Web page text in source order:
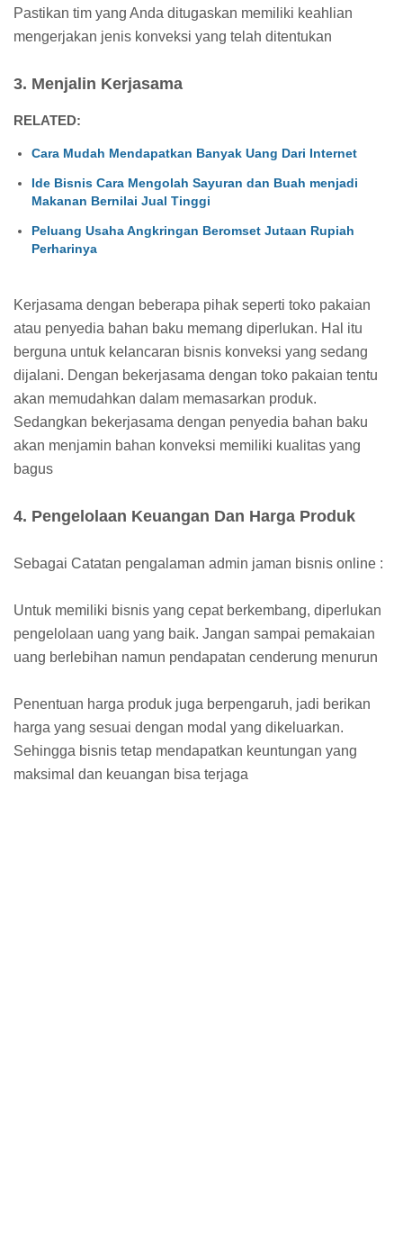
Pastikan tim yang Anda ditugaskan memiliki keahlian
mengerjakan jenis konveksi yang telah ditentukan
3. Menjalin Kerjasama
RELATED:
Cara Mudah Mendapatkan Banyak Uang Dari Internet
Ide Bisnis Cara Mengolah Sayuran dan Buah menjadi
Makanan Bernilai Jual Tinggi
Peluang Usaha Angkringan Beromset Jutaan Rupiah
Perharinya
Kerjasama dengan beberapa pihak seperti toko pakaian
atau penyedia bahan baku memang diperlukan. Hal itu
berguna untuk kelancaran bisnis konveksi yang sedang
dijalani. Dengan bekerjasama dengan toko pakaian tentu
akan memudahkan dalam memasarkan produk.
Sedangkan bekerjasama dengan penyedia bahan baku
akan menjamin bahan konveksi memiliki kualitas yang
bagus
4. Pengelolaan Keuangan Dan Harga Produk
Sebagai Catatan pengalaman admin jaman bisnis online :
Untuk memiliki bisnis yang cepat berkembang, diperlukan
pengelolaan uang yang baik. Jangan sampai pemakaian
uang berlebihan namun pendapatan cenderung menurun
Penentuan harga produk juga berpengaruh, jadi berikan
harga yang sesuai dengan modal yang dikeluarkan.
Sehingga bisnis tetap mendapatkan keuntungan yang
maksimal dan keuangan bisa terjaga